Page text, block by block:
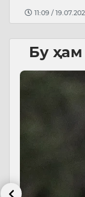
11:09 /
Бу